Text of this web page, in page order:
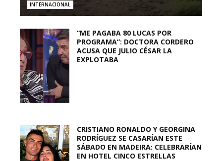
INTERNACIONAL
“ME PAGABA 80 LUCAS POR
PROGRAMA”: DOCTORA CORDERO
ACUSA QUE JULIO CÉSAR LA
EXPLOTABA
CRISTIANO RONALDO Y GEORGINA
RODRÍGUEZ SE CASARÍAN ESTE
SÁBADO EN MADEIRA: CELEBRARÍAN
EN HOTEL CINCO ESTRELLAS